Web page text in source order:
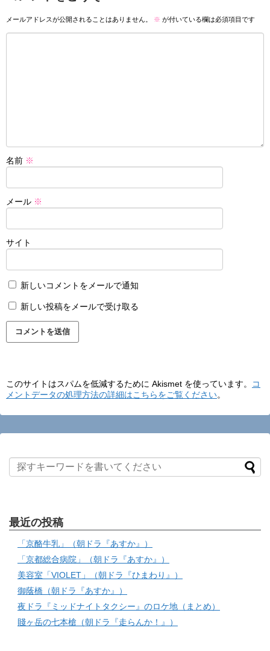
メールアドレスが公開されることはありません。 ※ が付いている欄は必須項目です
名前 ※
メール ※
サイト
新しいコメントをメールで通知
新しい投稿をメールで受け取る
このサイトはスパムを低減するために Akismet を使っています。
コ
メントデータの処理方法の詳細はこちらをご覧ください。
最近の投稿
「京酪牛乳」（朝ドラ『あすか』）
「京都総合病院」（朝ドラ『あすか』）
美容室「VIOLET」（朝ドラ『ひまわり』）
御蔭橋（朝ドラ『あすか』）
夜ドラ『ミッドナイトタクシー』のロケ地（まとめ）
賤ヶ岳の七本槍（朝ドラ『走らんか！』）